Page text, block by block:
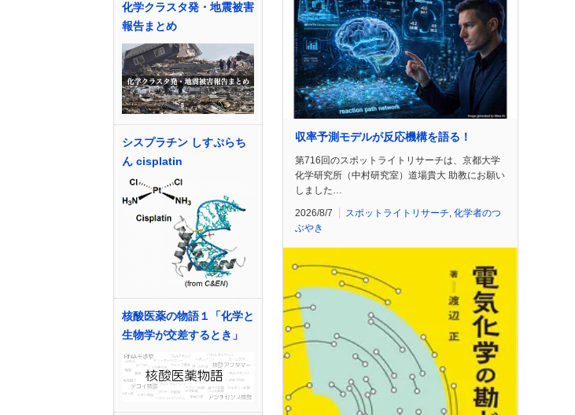
化学クラスタ発・地震被害
報告まとめ
シスプラチン しすぷらち
ん cisplatin
核酸医薬の物語１「化学と
生物学が交差するとき」
収率予測モデルが反応機構を語る！
第716回のスポットライトリサーチは、京都大学
化学研究所（中村研究室）道場貴大 助教にお願い
しました…
2026/8/7 スポットライトリサーチ 化学者のつ
ぶやき